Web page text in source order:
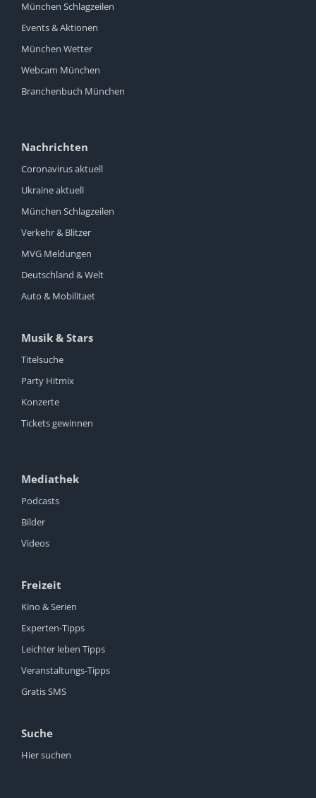
München Schlagzeilen
Events & Aktionen
München Wetter
Webcam München
Branchenbuch München
Nachrichten
Coronavirus aktuell
Ukraine aktuell
München Schlagzeilen
Verkehr & Blitzer
MVG Meldungen
Deutschland & Welt
Auto & Mobilitaet
Musik & Stars
Titelsuche
Party Hitmix
Konzerte
Tickets gewinnen
Mediathek
Podcasts
Bilder
Videos
Freizeit
Kino & Serien
Experten-Tipps
Leichter leben Tipps
Veranstaltungs-Tipps
Gratis SMS
Suche
Hier suchen